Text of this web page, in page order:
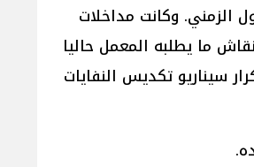
الزمني. وكانت مداخلات
ما يطلبه المعمل حاليا
سيناريو تكديس النفايات